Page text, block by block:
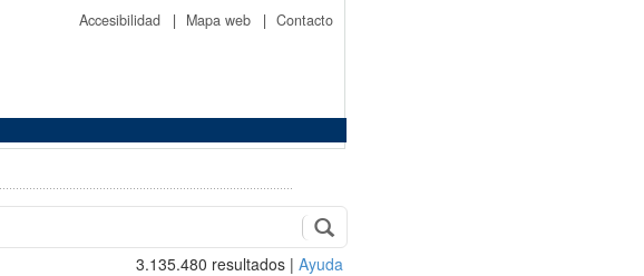
Accesibilidad | Mapa web | Contacto
3.135.480 resultados | Ayuda